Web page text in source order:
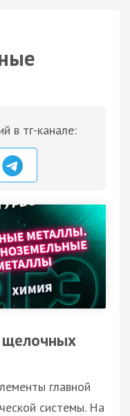
в тг-канале:
щелочных
главной
системы. На